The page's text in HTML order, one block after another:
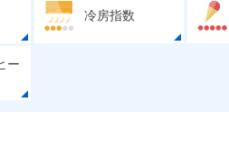
冷房指数
ー